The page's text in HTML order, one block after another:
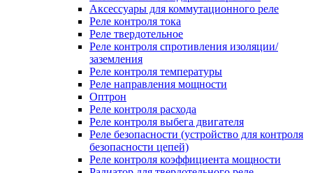
Аксессуары для коммутационного реле
Реле контроля тока
Реле твердотельное
Реле контроля спротивления изоляции/
заземления
Реле контроля температуры
Реле направления мощности
Оптрон
Реле контроля расхода
Реле контроля выбега двигателя
Реле безопасности (устройство для контроля
безопасности цепей)
Реле контроля коэффициента мощности